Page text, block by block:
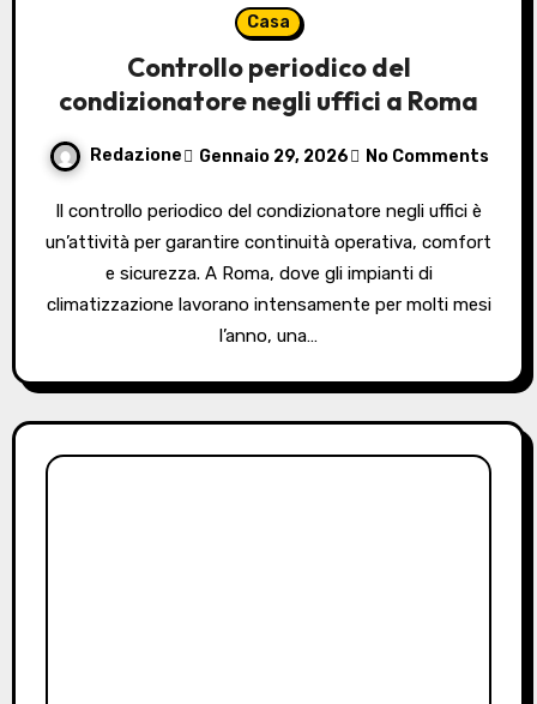
Casa
Controllo periodico del
condizionatore negli uffici a Roma
Redazione Gennaio 29, 2026 No Comments
Il controllo periodico del condizionatore negli uffici è
un’attività per garantire continuità operativa, comfort
e sicurezza. A Roma, dove gli impianti di
climatizzazione lavorano intensamente per molti mesi
l’anno, una…